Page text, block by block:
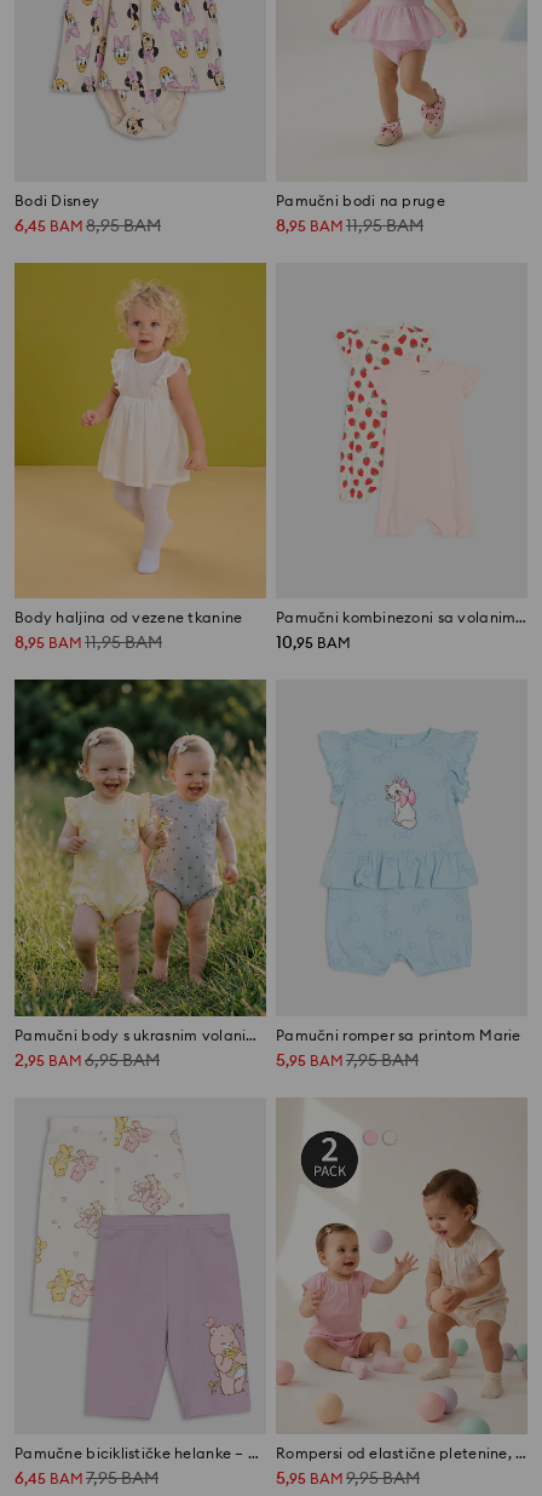
Bodi Disney
6,45 BAM 8,95BAM
Pamučni bodi na pruge
8,95 BAM 11,95BAM
Body haljina od vezene tkanine
8,95 BAM 11,95BAM
Pamučni kombinezoni sa volanima i motivom jagoda 2 pack
10,95 BAM
Pamučni body s ukrasnim volanima 2 pack
2,95 BAM 6,95BAM
Pamučni romper sa printom Marie
5,95 BAM 7,95BAM
Pamučne biciklističke helanke – pakovanje 2 kom Care Bears
6,45 BAM 7,95BAM
Rompersi od elastične pletenine, 2 komada
5,95 BAM 9,95BAM